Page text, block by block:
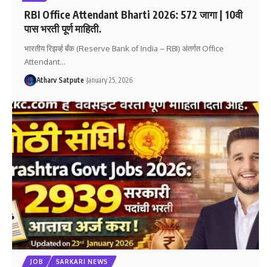
RBI Office Attendant Bharti 2026: 572 जागा | 10वी
पास भरती पूर्ण माहिती.
भारतीय रिझर्व्ह बँक (Reserve Bank of India – RBI) अंतर्गत Office
Attendant…
Atharv Satpute January 25, 2026
JOB SARKARI NEWS